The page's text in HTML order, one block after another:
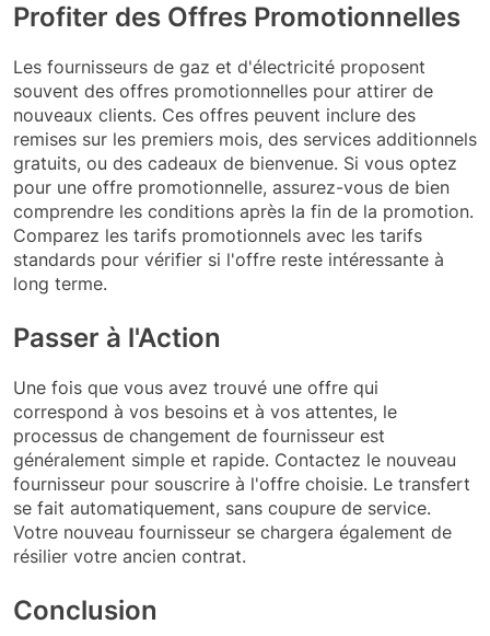
Profiter des Offres Promotionnelles
Les fournisseurs de gaz et d'électricité proposent
souvent des offres promotionnelles pour attirer de
nouveaux clients. Ces offres peuvent inclure des
remises sur les premiers mois, des services additionnels
gratuits, ou des cadeaux de bienvenue. Si vous optez
pour une offre promotionnelle, assurez-vous de bien
comprendre les conditions après la fin de la promotion.
Comparez les tarifs promotionnels avec les tarifs
standards pour vérifier si l'offre reste intéressante à
long terme.
Passer à l'Action
Une fois que vous avez trouvé une offre qui
correspond à vos besoins et à vos attentes, le
processus de changement de fournisseur est
généralement simple et rapide. Contactez le nouveau
fournisseur pour souscrire à l'offre choisie. Le transfert
se fait automatiquement, sans coupure de service.
Votre nouveau fournisseur se chargera également de
résilier votre ancien contrat.
Conclusion